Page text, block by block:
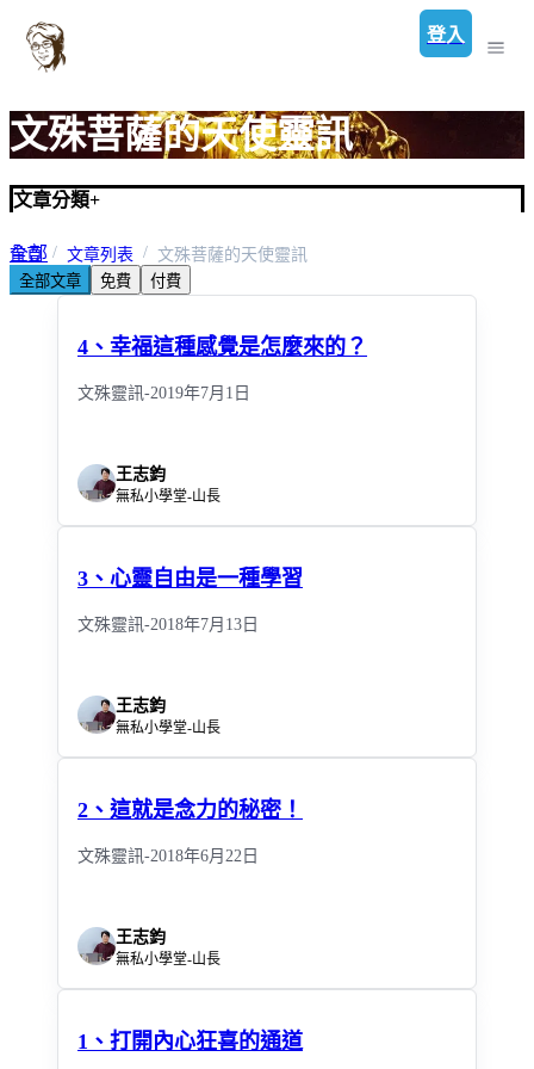
登入
文殊菩薩的天使靈訊
文章分類+
全部
文殊菩薩的天使靈訊
首頁 文章列表
文殊菩薩的天使靈訊
全部文章
免費 付費
4、幸福這種感覺是怎麼來的？
文殊靈訊-2019年7月1日
王志鈞
無私小學堂-山長
3、心靈自由是一種學習
文殊靈訊-2018年7月13日
王志鈞
無私小學堂-山長
2、這就是念力的秘密！
文殊靈訊-2018年6月22日
王志鈞
無私小學堂-山長
1、打開內心狂喜的通道